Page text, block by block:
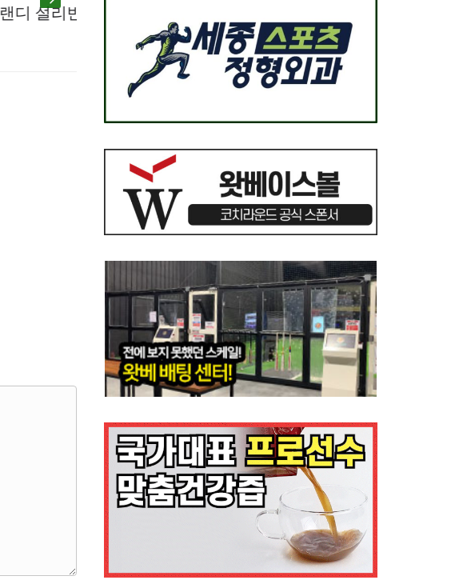
)
생각은 환상 (웨스 존슨)
2023년 5월 18일